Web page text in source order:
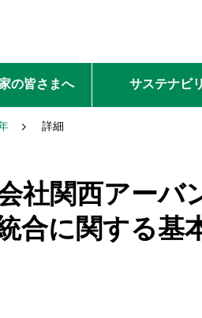
の皆さまへ サステナビ
詳細
社関西アーバ
合に関する基